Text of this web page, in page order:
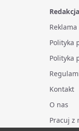
Reklama
Polityka
Polityka
Kontakt
O nas
Pracuj z